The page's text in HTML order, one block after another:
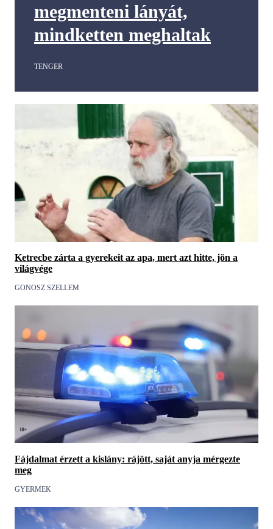
megmenteni lányát,
mindketten meghaltak
TENGER
Ketrecbe zárta a gyerekeit az apa, mert azt hitte, jön a
világvége
GONOSZ SZELLEM
18+
Fájdalmat érzett a kislány: rájött, saját anyja mérgezte
meg
GYERMEK